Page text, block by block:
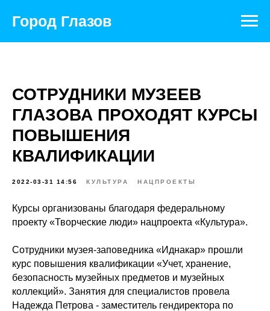
Город Глазов
СОТРУДНИКИ МУЗЕЕВ
ГЛАЗОВА ПРОХОДЯТ КУРСЫ
ПОВЫШЕНИЯ
КВАЛИФИКАЦИИ
2022-03-31 14:56 КУЛЬТУРА НАЦПРОЕКТЫ
Курсы организованы благодаря федеральному
проекту «Творческие люди» нацпроекта «Культура».
Сотрудники музея-заповедника «Иднакар» прошли
курс повышения квалификации «Учет, хранение,
безопасность музейных предметов и музейных
коллекций». Занятия для специалистов провела
Надежда Петрова - заместитель гендиректора по